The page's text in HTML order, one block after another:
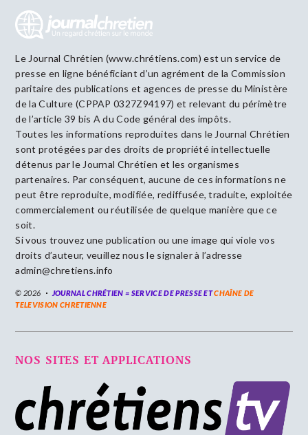
Le Journal Chrétien (www.chrétiens.com) est un service de
presse en ligne bénéficiant d’un agrément de la Commission
paritaire des publications et agences de presse du Ministère
de la Culture (CPPAP 0327Z94197) et relevant du périmètre
de l’article 39 bis A du Code général des impôts.
Toutes les informations reproduites dans le Journal Chrétien
sont protégées par des droits de propriété intellectuelle
détenus par le Journal Chrétien et les organismes
partenaires. Par conséquent, aucune de ces informations ne
peut être reproduite, modifiée, rediffusée, traduite, exploitée
commercialement ou réutilisée de quelque manière que ce
soit.
Si vous trouvez une publication ou une image qui viole vos
droits d’auteur, veuillez nous le signaler à l’adresse
admin@chretiens.info
© 2026 JOURNAL CHRÉTIEN = SERVICE DE PRESSE ETCHAÎNE DE
TELEVISION CHRETIENNE
NOS SITES ET APPLICATIONS